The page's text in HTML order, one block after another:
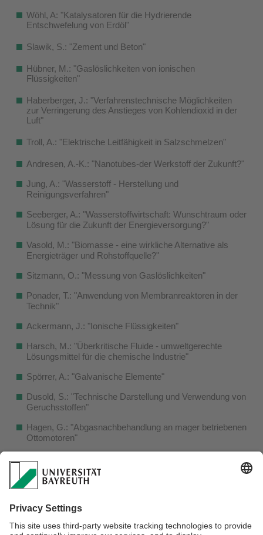
Wöhl, A: "Katalysatoren für die Hydrierende
Entschwefelung von Erdöl"
Slawik, S.: "Zement und Beton"
Hübner, M.: "Gaslöslichkeiten von ionischen
Flüssigkeiten"
Haberberger, J.: "Verfahrenstechnische Möglichkeiten
zur Verringerung des Anstieges von Kohlendioxid in der
Luft"
Troll, A.: "Elektrische Leitfähigkeit in Salzschmelzen"
Andresen, A.-K.: "Nanotubes-der Werkstoff der Zukunft?"
Jung, A.: "Wasserstoff - Herstellung und
Reinigungsverfahren"
Seeberger, A.: "Wasserstoffwirtschaft: Wunschtraum oder
Lösung für die Zukunft der Energieversorgung?"
Vasold, M.: "Biomasse - eine wirkliche Alternative als
Energieträger und Rohstoffquelle?"
Sitzmann, O.: "Messung von Gaslöslichkeiten"
Ponader, T.: "Anwendung von Membranreaktoren in der
Technik"
Ackermann, J.: "Ionische Flüssigkeiten"
Harsch, M.: "Überkritische Fluide - umweltgerechte
Lösungsmittel für die chemische Industrie"
Spörrer, A.: "Galvanische Elemente"
Dusold, S.: "Technische Darstellung und Verwendung von
Geruchsstoffen"
Hagen, G.: "Abgasnachbehandlung an mager betriebenen
Ottomotoren"
Forschung und der chemischen Industrie"
Müller, M.: "Einsatz von Katalysatoren zur Abgasreinigung